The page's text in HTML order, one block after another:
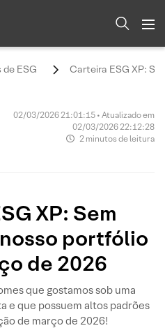
ESG Carteira ESG XP:
02/03/2026 21:01:15 • Atualizado em
02/03/2026 22:12:28
2 minutos de leitura
XP: Sem
portfólio
de 2026
que gostamos sob uma
e que possuem altos padrões
de março de 2026!